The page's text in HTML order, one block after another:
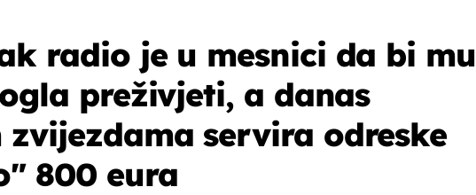
radio je u mesnici da bi mu
preživjeti, a danas
zvijezdama servira odreske
800 eura